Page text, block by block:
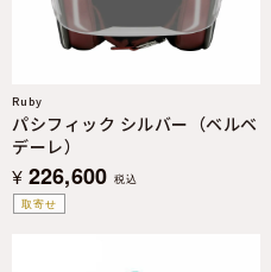
取寄せ
Ruby
パシフィック シルバー（ベルベ
デーレ）
¥ 226,600 税込